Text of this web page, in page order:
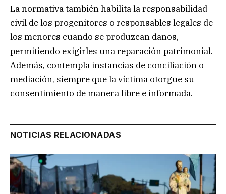
La normativa también habilita la responsabilidad
civil de los progenitores o responsables legales de
los menores cuando se produzcan daños,
permitiendo exigirles una reparación patrimonial.
Además, contempla instancias de conciliación o
mediación, siempre que la víctima otorgue su
consentimiento de manera libre e informada.
NOTICIAS RELACIONADAS